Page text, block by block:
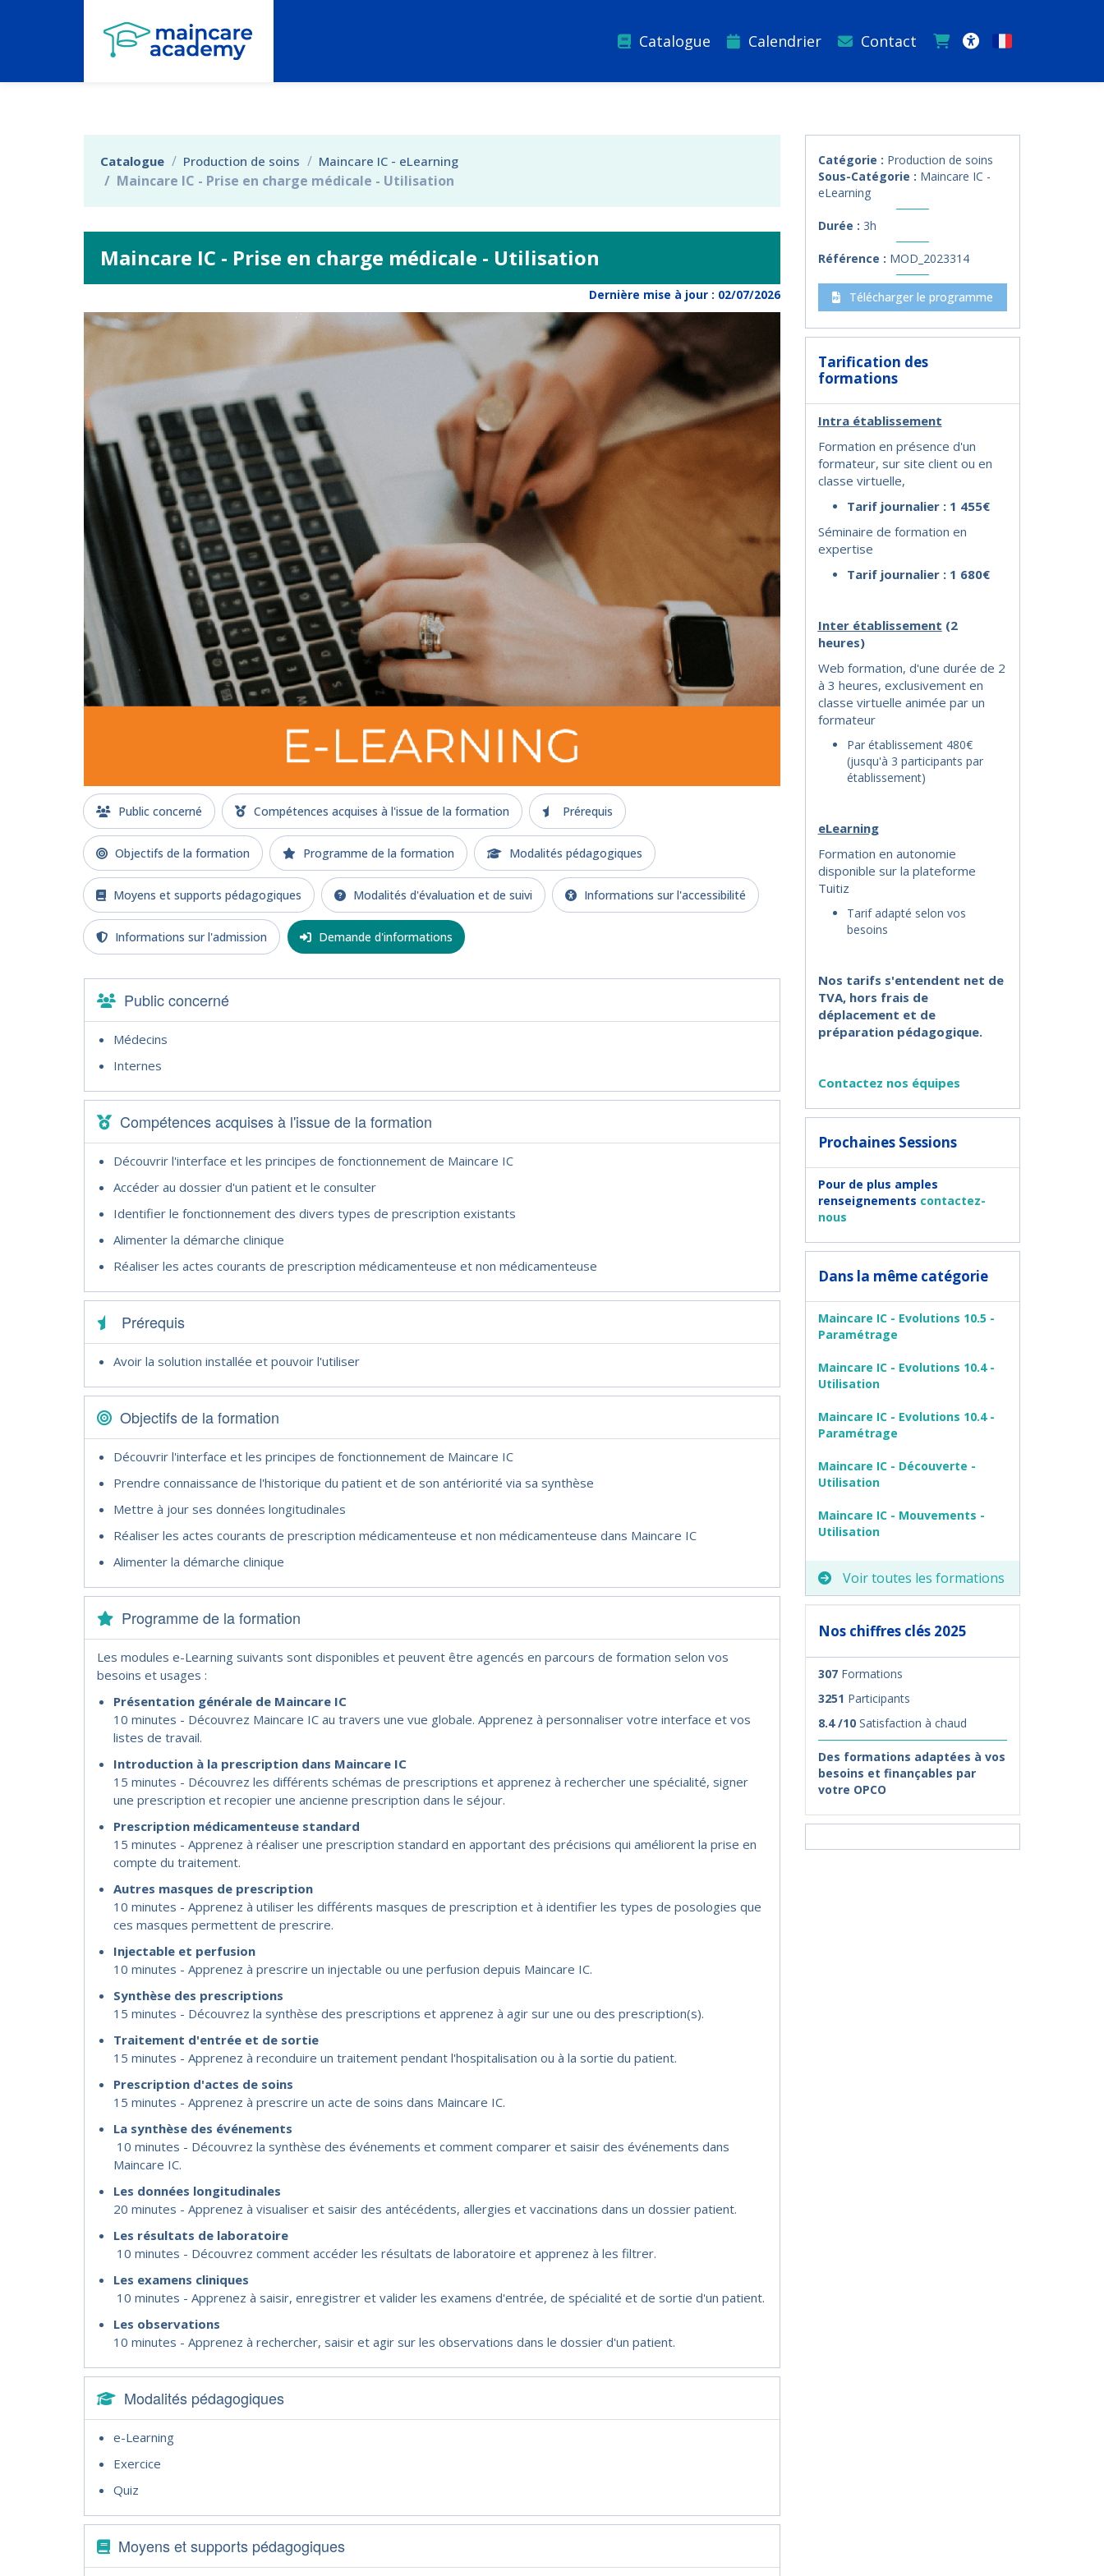
Aller au menu principal
Aller au contenu principal
Personnaliser l'interface
Catalogue Calendrier Contact Français
Catalogue Production de soins Maincare IC - eLearning
Maincare IC - Prise en charge médicale - Utilisation
Maincare IC - Prise en charge médicale - Utilisation
Dernière mise à jour : 02/07/2026
Public concerné Compétences acquises à l'issue de la formation Prérequis
Objectifs de la formation Programme de la formation Modalités pédagogiques
Moyens et supports pédagogiques Modalités d'évaluation et de suivi Informations sur l'accessibilité
Informations sur l'admission Demande d'informations
Public concerné
Médecins
Internes
Compétences acquises à l'issue de la formation
Découvrir l'interface et les principes de fonctionnement de Maincare IC
Accéder au dossier d'un patient et le consulter
Identifier le fonctionnement des divers types de prescription existants
Alimenter la démarche clinique
Réaliser les actes courants de prescription médicamenteuse et non médicamenteuse
Prérequis
Avoir la solution installée et pouvoir l'utiliser
Objectifs de la formation
Découvrir l'interface et les principes de fonctionnement de Maincare IC
Prendre connaissance de l'historique du patient et de son antériorité via sa synthèse
Mettre à jour ses données longitudinales
Réaliser les actes courants de prescription médicamenteuse et non médicamenteuse dans Maincare IC
Alimenter la démarche clinique
Programme de la formation
Les modules e-Learning suivants sont disponibles et peuvent être agencés en parcours de formation selon vos
besoins et usages :
Présentation générale de Maincare IC
10 minutes - Découvrez Maincare IC au travers une vue globale. Apprenez à personnaliser votre interface et vos
listes de travail.
Introduction à la prescription dans Maincare IC
15 minutes - Découvrez les différents schémas de prescriptions et apprenez à rechercher une spécialité, signer
une prescription et recopier une ancienne prescription dans le séjour.
Prescription médicamenteuse standard
15 minutes - Apprenez à réaliser une prescription standard en apportant des précisions qui améliorent la prise en
compte du traitement.
Autres masques de prescription
10 minutes - Apprenez à utiliser les différents masques de prescription et à identifier les types de posologies que
ces masques permettent de prescrire.
Injectable et perfusion
10 minutes - Apprenez à prescrire un injectable ou une perfusion depuis Maincare IC.
Synthèse des prescriptions
15 minutes - Découvrez la synthèse des prescriptions et apprenez à agir sur une ou des prescription(s).
Traitement d'entrée et de sortie
15 minutes - Apprenez à reconduire un traitement pendant l'hospitalisation ou à la sortie du patient.
Prescription d'actes de soins
15 minutes - Apprenez à prescrire un acte de soins dans Maincare IC.
La synthèse des événements
10 minutes - Découvrez la synthèse des événements et comment comparer et saisir des événements dans
Maincare IC.
Les données longitudinales
20 minutes - Apprenez à visualiser et saisir des antécédents, allergies et vaccinations dans un dossier patient.
Les résultats de laboratoire
10 minutes - Découvrez comment accéder les résultats de laboratoire et apprenez à les filtrer.
Les examens cliniques
10 minutes - Apprenez à saisir, enregistrer et valider les examens d'entrée, de spécialité et de sortie d'un patient.
Les observations
10 minutes - Apprenez à rechercher, saisir et agir sur les observations dans le dossier d'un patient.
Modalités pédagogiques
e-Learning
Exercice
Quiz
Moyens et supports pédagogiques
Catégorie : Production de soins
Sous-Catégorie : Maincare IC -
eLearning
Durée : 3h
Référence : MOD_2023314
Télécharger le programme
Tarification des
formations
Intra établissement
Formation en présence d'un
formateur, sur site client ou en
classe virtuelle,
Tarif journalier : 1 455€
Séminaire de formation en
expertise
Tarif journalier : 1 680€
Inter établissement (2
heures)
Web formation, d'une durée de 2
à 3 heures, exclusivement en
classe virtuelle animée par un
formateur
Par établissement 480€
(jusqu'à 3 participants par
établissement)
eLearning
Formation en autonomie
disponible sur la plateforme
Tuitiz
Tarif adapté selon vos
besoins
Nos tarifs s'entendent net de
TVA, hors frais de
déplacement et de
préparation pédagogique.
Contactez nos équipes
Prochaines Sessions
Pour de plus amples
renseignements contactez-
nous
Dans la même catégorie
Maincare IC - Evolutions 10.5 -
Paramétrage
Maincare IC - Evolutions 10.4 -
Utilisation
Maincare IC - Evolutions 10.4 -
Paramétrage
Maincare IC - Découverte -
Utilisation
Maincare IC - Mouvements -
Utilisation
Voir toutes les formations
Nos chiffres clés 2025
307 Formations
3251 Participants
8.4 /10Satisfaction à chaud
Des formations adaptées à vos
besoins et finançables par
votre OPCO